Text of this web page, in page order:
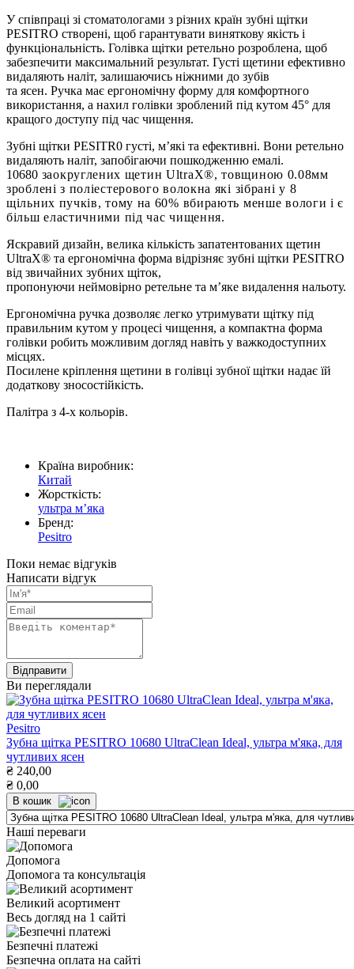
У співпраці зі стоматологами з різних країн зубні щітки
PESITRO створені, щоб гарантувати виняткову якість і
функціональність. Голівка щітки ретельно розроблена, щоб
забезпечити максимальний результат. Густі щетини ефективно
видаляють наліт, залишаючись ніжними до зубів
та ясен. Ручка має ергономічну форму для комфортного
використання, а нахил голівки зроблений під кутом 45° для
кращого доступу під час чищення.
Зубні щітки PESITR0 густі, м’які та ефективні. Вони ретельно
видаляють наліт, запобігаючи пошкодженню емалі.
10680 заокруглених щетин UltraX®, товщиною 0.08мм
зроблені з поліестерового волокна які зібрані у 8
щільних пучків, тому на 60% вбирають менше вологи і є
більш еластичними під час чищення.
Яскравий дизайн, велика кількість запатентованих щетин
UltraX® та ергономічна форма відрізняє зубні щітки PESITRO
від звичайних зубних щіток,
пропонуючи неймовірно ретельне та м’яке видалення нальоту.
Ергономічна ручка дозволяє легко утримувати щітку під
правильним кутом у процесі чищення, а компактна форма
голівки робить можливим догляд навіть у важкодоступних
місцях.
Посилене кріплення щетини в голівці зубної щітки надає їй
додаткову зносостійкість.
Палітра з 4-х кольорів.
Країна виробник:
Китай
Жорсткість:
ультра мʼяка
Бренд:
Pesitro
Поки немає відгуків
Написати відгук
Ви переглядали
Pesitro
Зубна щітка PESITRO 10680 UltraСlean Ideal, ультра м'яка, для
чутливих ясен
₴ 240,00
₴ 0,00
В кошик
Наші переваги
Допомога
Допомога та консультація
Великий асортимент
Весь догляд на 1 сайті
Безпечні платежі
Безпечна оплата на сайті